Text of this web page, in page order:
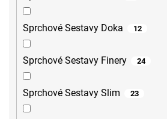
Sprchové Sestavy Doka 12
Sprchové Sestavy Finery 24
Sprchové Sestavy Slim 23